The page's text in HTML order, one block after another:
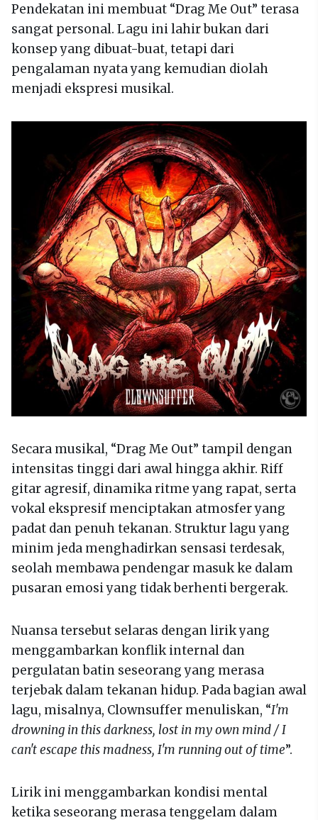
Pendekatan ini membuat “Drag Me Out” terasa
sangat personal. Lagu ini lahir bukan dari
konsep yang dibuat-buat, tetapi dari
pengalaman nyata yang kemudian diolah
menjadi ekspresi musikal.
Secara musikal, “Drag Me Out” tampil dengan
intensitas tinggi dari awal hingga akhir. Riff
gitar agresif, dinamika ritme yang rapat, serta
vokal ekspresif menciptakan atmosfer yang
padat dan penuh tekanan. Struktur lagu yang
minim jeda menghadirkan sensasi terdesak,
seolah membawa pendengar masuk ke dalam
pusaran emosi yang tidak berhenti bergerak.
Nuansa tersebut selaras dengan lirik yang
menggambarkan konflik internal dan
pergulatan batin seseorang yang merasa
terjebak dalam tekanan hidup. Pada bagian awal
lagu, misalnya, Clownsuffer menuliskan, “I'm
drowning in this darkness, lost in my own mind / I
can't escape this madness, I'm running out of time”.
Lirik ini menggambarkan kondisi mental
ketika seseorang merasa tenggelam dalam